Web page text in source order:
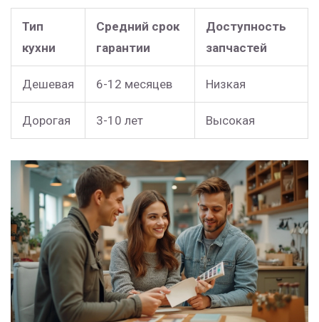
Тип
кухни
Средний срок
гарантии
Доступность
запчастей
Дешевая 6-12 месяцев Низкая
Дорогая 3-10 лет Высокая